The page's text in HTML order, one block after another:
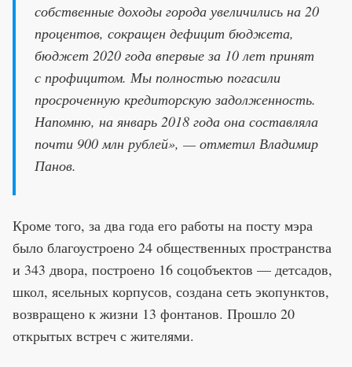
собственные доходы города увеличились на 20
процентов, сокращен дефицит бюджета,
бюджет 2020 года впервые за 10 лет принят
с профицитом. Мы полностью погасили
просроченную кредиторскую задолженность.
Напомню, на январь 2018 года она составляла
почти 900 млн рублей», — отметил Владимир
Панов.
Кроме того, за два года его работы на посту мэра
было благоустроено 24 общественных пространства
и 343 двора, построено 16 соцобъектов — детсадов,
школ, ясельных корпусов, создана сеть экопунктов,
возвращено к жизни 13 фонтанов. Прошло 20
открытых встреч с жителями.